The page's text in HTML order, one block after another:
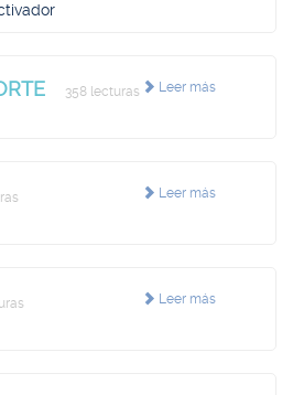
Leer más
358 lecturas
Leer más
Leer más